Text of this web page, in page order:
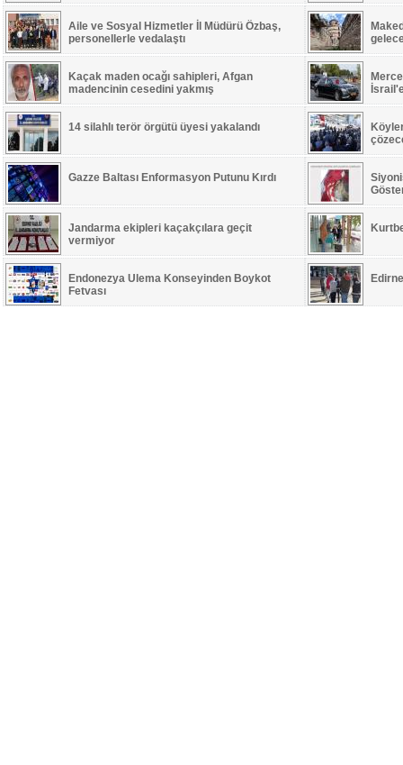
Aile ve Sosyal Hizmetler İl Müdürü Özbaş,
personellerle vedalaştı
Kaçak maden ocağı sahipleri, Afgan
madencinin cesedini yakmış
14 silahlı terör örgütü üyesi yakalandı
Gazze Baltası Enformasyon Putunu Kırdı
Jandarma ekipleri kaçakçılara geçit
vermiyor
Endonezya Ulema Konseyinden Boykot
Fetvası